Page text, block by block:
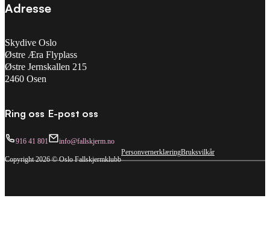
Adresse
Skydive Oslo
Østre Æra Flyplass
Østre Jernskallen 215
2460 Osen
Ring oss
916 41 801
E-post oss
info@fallskjerm.no
Copyright 2026 © Oslo Fallskjermklubb
PersonvernerklæringBruksvilkår